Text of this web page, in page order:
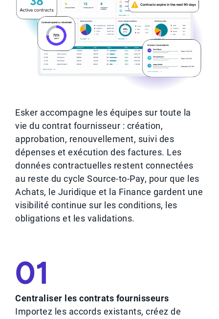
Esker accompagne les équipes sur toute la
vie du contrat fournisseur : création,
approbation, renouvellement, suivi des
dépenses et exécution des factures. Les
données contractuelles restent connectées
au reste du cycle Source-to-Pay, pour que les
Achats, le Juridique et la Finance gardent une
visibilité continue sur les conditions, les
obligations et les validations.
01
Centraliser les contrats fournisseurs
Importez les accords existants, créez de